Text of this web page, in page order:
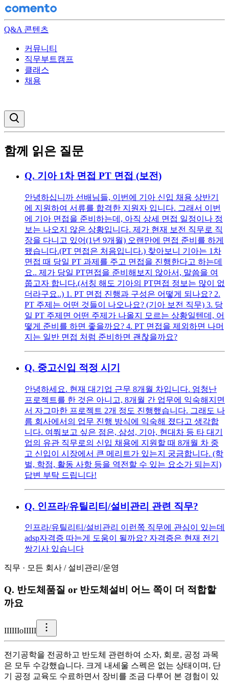
Q&A 콘텐츠
커뮤니티
직무부트캠프
클래스
채용
함께 읽은 질문
Q. 기아 1차 면접 PT 면접 (보전)
안녕하십니까 선배님들, 이번에 기아 신입 채용 상반기
에 지원하여 서류를 합격한 지원자 입니다. 그래서 이번
에 기아 면접을 준비하는데, 아직 상세 면접 일정이나 정
보는 나오지 않은 상황입니다. 제가 현재 보전 직무로 직
장을 다니고 있어(1년 9개월) 오랜만에 면접 준비를 하게
됐습니다.(PT 면접은 처음입니다.) 찾아보니 기아는 1차
면접 때 당일 PT 과제를 주고 면접을 진행한다고 하는데
요.. 제가 당일 PT면접을 준비해보지 않아서, 말씀을 여
쭙고자 합니다.(서칭 해도 기아의 PT면접 정보는 많이 없
더라구요..) 1. PT 면접 진행과 구성은 어떻게 되나요? 2.
PT 주제는 어떤 것들이 나오나요? (기아 보전 직무) 3. 당
일 PT 주제면 어떤 주제가 나올지 모르는 상황일텐데, 어
떻게 준비를 하면 좋을까요? 4. PT 면접을 제외하면 나머
지는 일반 면접 처럼 준비하면 괜찮을까요?
Q. 중고신입 적정 시기
안녕하세요. 현재 대기업 근무 8개월 차입니다. 엄청난
프로젝트를 한 것은 아니고, 8개월 간 업무에 익숙해지면
서 자그마한 프로젝트 2개 정도 진행했습니다. 그래도 나
름 회사에서의 업무 진행 방식에 익숙해 졌다고 생각합
니다. 여쭤보고 싶은 점은, 삼성, 기아, 현대차 등 타 대기
업의 유관 직무로의 신입 채용에 지원할 때 8개월 차 중
고 신입이 시장에서 큰 메리트가 있는지 궁금합니다. (학
벌, 학점, 활동 사항 등을 역전할 수 있는 요소가 되는지)
답변 부탁 드립니다!
Q. 인프라/유틸리티/설비관리 관련 직무?
인프라/유틸리티/설비관리 이런쪽 직무에 관심이 있는데
adsp자격증 따는게 도움이 될까요? 자격증은 현재 전기
쌍기사 있습니다
직무 · 모든 회사 / 설비관리/운영
Q. 반도체품질 or 반도체설비 어느 쪽이 더 적합할
까요
IIIIIIoIIIII
전기공학을 전공하고 반도체 관련하여 소자, 회로, 공정 과목
은 모두 수강했습니다. 크게 내세울 스펙은 없는 상태이며, 단
기 공정 교육도 수료하면서 장비를 조금 다루어 본 경험이 있